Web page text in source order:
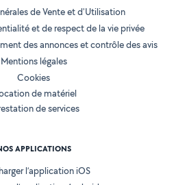
de Vente et d'Utilisation
et de respect de la vie privée
des annonces et contrôle des avis
Mentions légales
Cookies
de matériel
de services
APPLICATIONS
l’application iOS